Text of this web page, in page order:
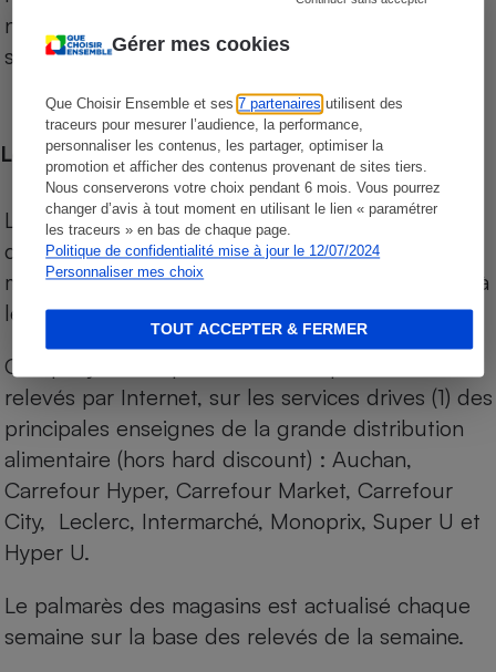
Gérer mes cookies
Que Choisir Ensemble et ses7 partenaires utilisent des
traceurs pour mesurer l’audience, la performance,
personnaliser les contenus, les partager, optimiser la
promotion et afficher des contenus provenant de sites tiers.
Nous conserverons votre choix pendant 6 mois. Vous pourrez
changer d’avis à tout moment en utilisant le lien « paramétrer
les traceurs » en bas de chaque page.
Politique de confidentialité mise à jour le 12/07/2024
Personnaliser mes choix
TOUT ACCEPTER & FERMER
niveau de prix des supermarchés, géolocalisés
sur le territoire français.
Les comparaisons de prix
Les comparaisons sont réalisées sur l’ensemble
des produits des magasins. Les produits de
marques de distributeurs (MDD) sont comparés à
leurs équivalents chez leurs concurrents.
Chaque jour, les prix de tous les produits sont
relevés par Internet, sur les services drives (1) des
principales enseignes de la grande distribution
alimentaire (hors hard discount) : Auchan,
Carrefour Hyper, Carrefour Market, Carrefour
City, Leclerc, Intermarché, Monoprix, Super U et
Hyper U.
Le palmarès des magasins est actualisé chaque
semaine sur la base des relevés de la semaine.